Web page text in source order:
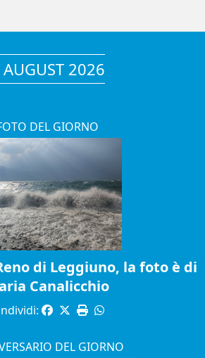
2026
DEL GIORNO
di Leggiuno, la foto è di
Canalicchio
DEL GIORNO